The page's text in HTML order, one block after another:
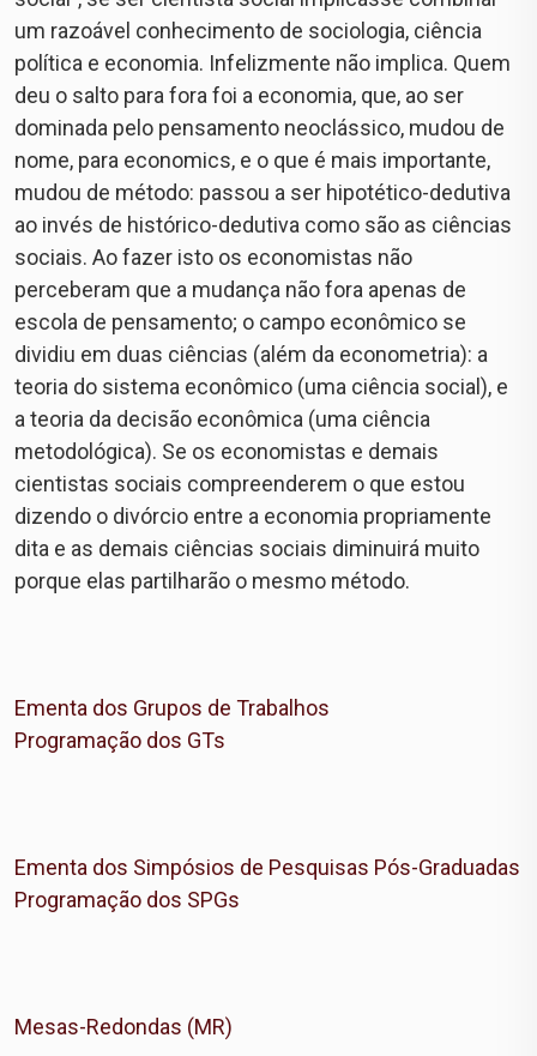
um razoável conhecimento de sociologia, ciência
política e economia. Infelizmente não implica. Quem
deu o salto para fora foi a economia, que, ao ser
dominada pelo pensamento neoclássico, mudou de
nome, para economics, e o que é mais importante,
mudou de método: passou a ser hipotético-dedutiva
ao invés de histórico-dedutiva como são as ciências
sociais. Ao fazer isto os economistas não
perceberam que a mudança não fora apenas de
escola de pensamento; o campo econômico se
dividiu em duas ciências (além da econometria): a
teoria do sistema econômico (uma ciência social), e
a teoria da decisão econômica (uma ciência
metodológica). Se os economistas e demais
cientistas sociais compreenderem o que estou
dizendo o divórcio entre a economia propriamente
dita e as demais ciências sociais diminuirá muito
porque elas partilharão o mesmo método.
Ementa dos Grupos de Trabalhos
Programação dos GTs
Ementa dos Simpósios de Pesquisas Pós-Graduadas
Programação dos SPGs
Mesas-Redondas (MR)